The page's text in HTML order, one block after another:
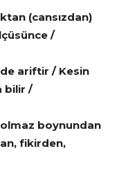
(cansızdan)
/
ariftir / Kesin
bilir /
boynundan
fikirden,